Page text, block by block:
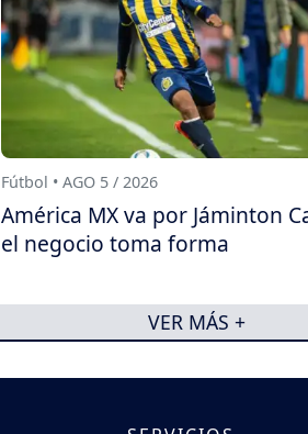
Fútbol • AGO 5 / 2026
América MX va por Jáminton
el negocio toma forma
VER MÁS +